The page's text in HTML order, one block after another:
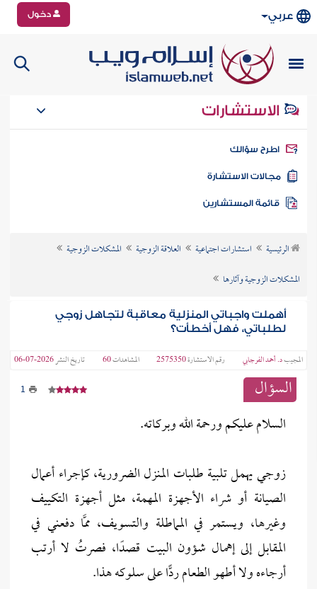
عربي دخول
الاستشارات
سؤالك
الاستشارة
الرئيسية استشارات اجتماعية العلاقة الزوجية
المشكلات الزوجية
المشكلات الزوجية وآثارها
أهملت واجباتي المنزلية معاقبة لتجاهل زوجي
لطلباتي، فهل أخطأت؟
المجيبد. أحمد الفرجابي رقم الاستشارة2575350 المشاهدات60 تاريخ النشر2026-07-06
السؤال 1
السلام عليكم ورحمة الله وبركاته.
زوجي يهمل تلبية طلبات المنزل الضرورية، كإجراء أعمال
الصيانة أو شراء الأجهزة المهمة، مثل أجهزة التكييف
وغيرها، ويستمر في المماطلة والتسويف، ممَّا دفعني في
المقابل إلى إهمال شؤون البيت قصدًا، فصرتُ لا أرتب
أرجاءه ولا أطهو الطعام ردًّا على سلوكه هذا.